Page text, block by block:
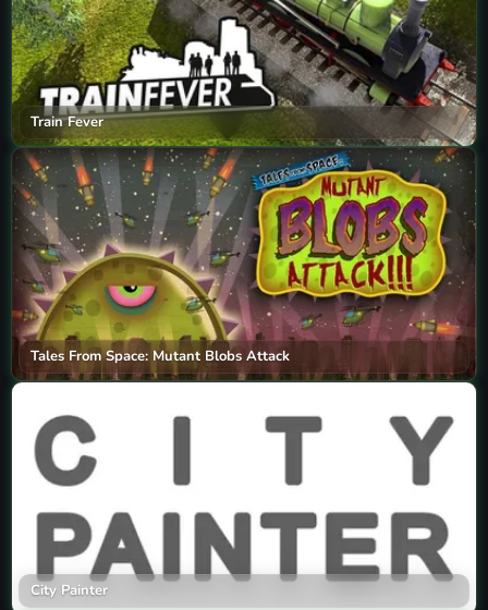
Train Fever
Tales From Space: Mutant Blobs Attack
City Painter